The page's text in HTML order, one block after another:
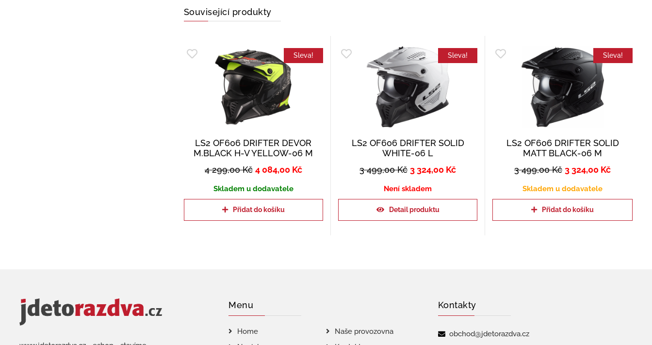
Související produkty
Sleva!
LS2 OF606 DRIFTER DEVOR
M.BLACK H-V YELLOW-06 M
4 299,00Kč 4 084,00 Kč
Skladem u dodavatele
Přidat do košíku
Sleva!
LS2 OF606 DRIFTER SOLID
WHITE-06 L
3 499,00Kč 3 324,00 Kč
Není skladem
Detail produktu
Sleva!
LS2 OF606 DRIFTER SOLID
MATT BLACK-06 M
3 499,00Kč 3 324,00 Kč
Skladem u dodavatele
Přidat do košíku
Menu
Home
Naše provozovna
Kontakty
obchod@jdetorazdva.cz